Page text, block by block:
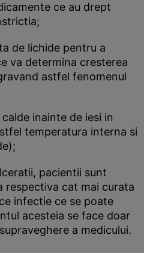
ce au drept
de lichide pentru a
va determina cresterea
astfel fenomenul
inainte de iesi in
temperatura interna si
pacientii sunt
respectiva cat mai curata
infectie ce se poate
acesteia se face doar
a medicului.